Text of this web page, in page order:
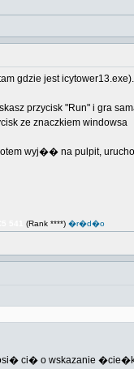
gdzie jest
przycisk "Run" i gra
ze znaczkiem windowsa
wyj�� na pulpit,
(Rank ****) �r�d�o
ci� o wskazanie